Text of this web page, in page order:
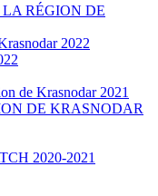
RÉGION DE
2022
de Krasnodar 2021
DE KRASNODAR
2020-2021